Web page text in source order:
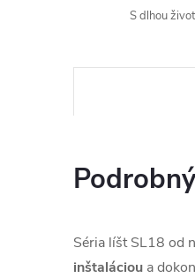
S dlhou
Séria líšt SL18 od
inštaláciou a